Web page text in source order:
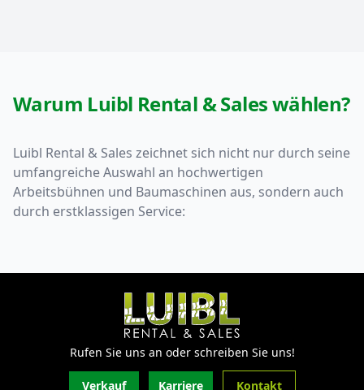
Warum Luibl Rental & Sales wählen?
Luibl Rental & Sales zeichnet sich nicht nur durch seine
umfangreiche Auswahl an hochwertigen
Arbeitsbühnen und Baumaschinen aus, sondern auch
durch erstklassigen Service:
Rufen Sie uns an oder schreiben Sie uns!
Verkauf Karriere Kontakt